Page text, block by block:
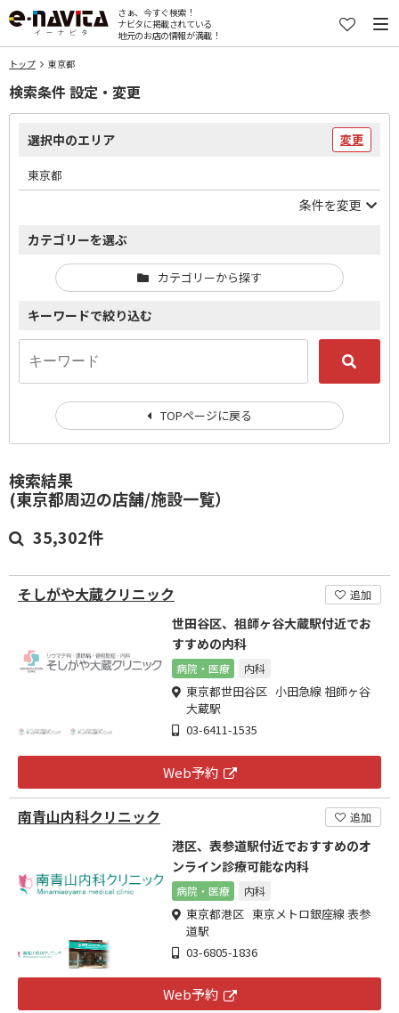
さぁ、今すぐ検索！
ナビタに掲載されている
地元のお店の情報が満載！
トップ 東京都
検索結果
(東京都周辺の店舗/施設一覧）
35,302件
そしがや大蔵クリニック 追加
世田谷区、祖師ヶ谷大蔵駅付近でお
すすめの内科
病院・医療 内科
東京都世田谷区 小田急線 祖師ヶ谷
大蔵駅
03-6411-1535
Web予約
南青山内科クリニック 追加
港区、表参道駅付近でおすすめのオ
ンライン診療可能な内科
病院・医療 内科
東京都港区 東京メトロ銀座線 表参
道駅
03-6805-1836
Web予約
検索条件 設定・変更
選択中のエリア 変更
東京都
条件を変更
カテゴリーを選ぶ
カテゴリーから探す
キーワードで絞り込む
TOPページに戻る